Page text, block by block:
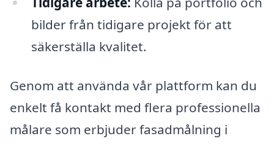
bilder från tidigare projekt för att
säkerställa kvalitet.
Genom att använda vår plattform kan du
enkelt få kontakt med flera professionella
målare som erbjuder fasadmålning i